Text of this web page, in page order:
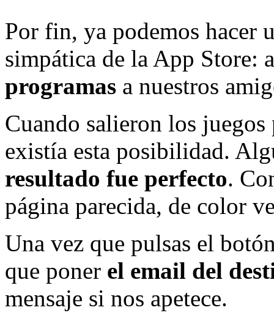
Por fin, ya podemos hacer
simpática de la App Store:
programas a nuestros
Cuando salieron los
existía esta posibilidad.
resultado fue perfecto.
página parecida, de color
Una vez que pulsas el
que poner el email del
mensaje si nos apetece.